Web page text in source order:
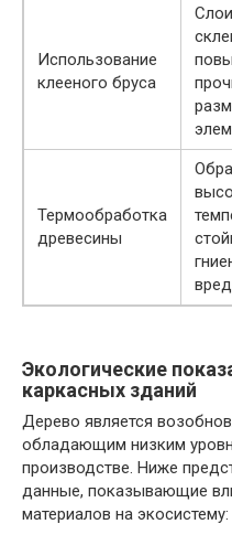
Использование
клееного бруса
Термообработка
древесины
Экологические
каркасных зданий
Дерево является
обладающим низким
производстве. Ниже
данные, показывающие
материалов на экосистему: